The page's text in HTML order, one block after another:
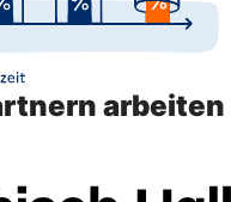
arbeiten